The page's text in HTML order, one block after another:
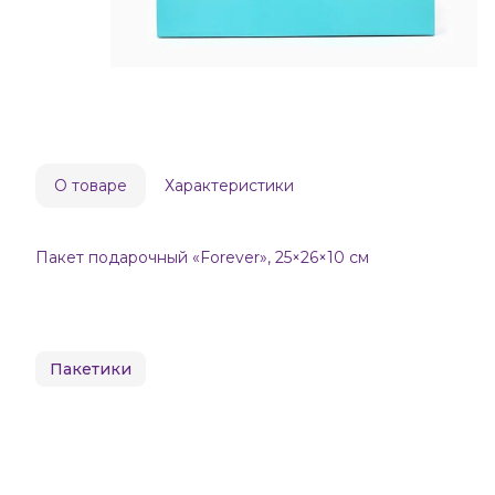
О товаре Характеристики
Пакет подарочный «Forever», 25×26×10 см
Пакетики